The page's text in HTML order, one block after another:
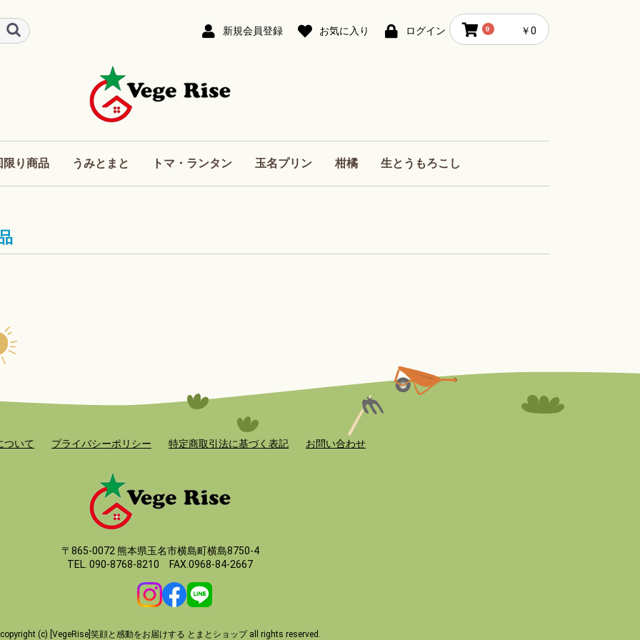
新規会員登録 お気に入り ログイン 0 ￥0
限り商品 うみとまと トマ・ランタン 玉名プリン 柑橘 生とうもろこし
ついて プライバシーポリシー 特定商取引法に基づく表記 お問い合わせ
〒865-0072 熊本県玉名市横島町横島8750-4
TEL. 090-8768-8210 FAX.0968-84-2667
copyright (c) [VegeRise]笑顔と感動をお届けする とまとショップ all rights reserved.